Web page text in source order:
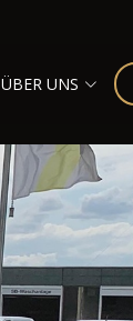
ÜBER UNS